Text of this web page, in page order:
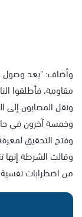
وأضاف: "بعد وصول
مقاومة، فأطلقوا
ونقل المصابون
وخمسة آخرون في
وفتح التحقيق
وقالت الشرطة إنها
من اضطرابات